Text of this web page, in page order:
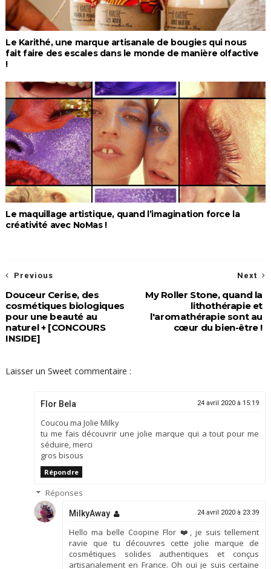
Le Karithé, une marque artisanale de bougies qui nous
fait faire des escales dans le monde de manière olfactive
!
Le maquillage artistique, quand l’imagination force la
créativité avec NoMas !
Next
My Roller Stone, quand la
lithothérapie et
l'aromathérapie sont au
cœur du bien-être !
Previous
Douceur Cerise, des
cosmétiques biologiques
pour une beauté au
naturel + [CONCOURS
INSIDE]
Laisser un Sweet commentaire :
Flor Bela 24 avril 2020 à 15:19
Coucou ma Jolie Milky
tu me fais découvrir une jolie marque qui a tout pour me
séduire, merci
gros bisous
Répondre
Réponses
MilkyAway 24 avril 2020 à 23:39
Hello ma belle Coopine Flor ❤️, je suis tellement
ravie que tu découvres cette jolie marque de
cosmétiques solides authentiques et conçus
artisanalement en France. Oh oui je suis certaine